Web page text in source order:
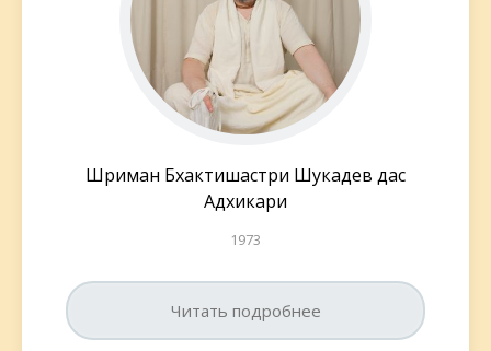
Шриман Бхактишастри Шукадев дас
Адхикари
1973
Читать подробнее